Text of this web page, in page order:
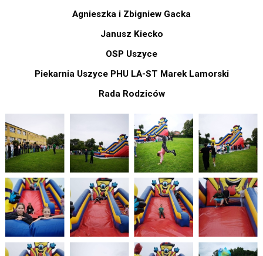
Agnieszka i Zbigniew Gacka
Janusz Kiecko
OSP Uszyce
Piekarnia Uszyce PHU LA-ST Marek Lamorski
Rada Rodziców